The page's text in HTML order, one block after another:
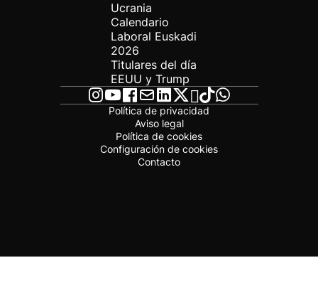
Ucrania
Calendario
Laboral Euskadi
2026
Titulares del día
EEUU y Trump
Política de privacidad
Aviso legal
Política de cookies
Configuración de cookies
Contacto